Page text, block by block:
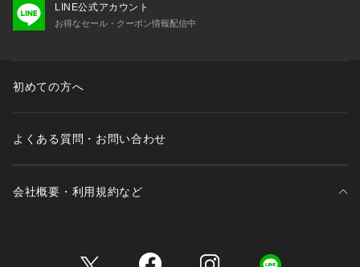
LINE公式アカウント
お得なセール・クーポン情報配信中
初めての方へ
よくある質問・お問い合わせ
会社概要・利用規約など